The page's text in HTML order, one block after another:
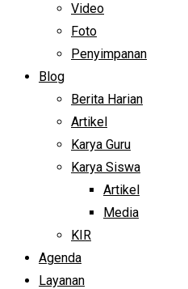
Video
Foto
Penyimpanan
Blog
Berita Harian
Artikel
Karya Guru
Karya Siswa
Artikel
Media
KIR
Agenda
Layanan